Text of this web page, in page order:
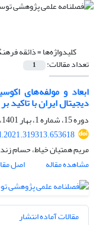
کلیدواژه‌ها =ذائقه
تعداد مقالات: 1
ابعاد و مولفه‌های
دیجیتال ایران با
دوره 15، شماره 1، بهار 1401، صفحه
مریم همتیان خیاط، حسام
مشاهده مقاله
اصل
مقالات آماده انتشار